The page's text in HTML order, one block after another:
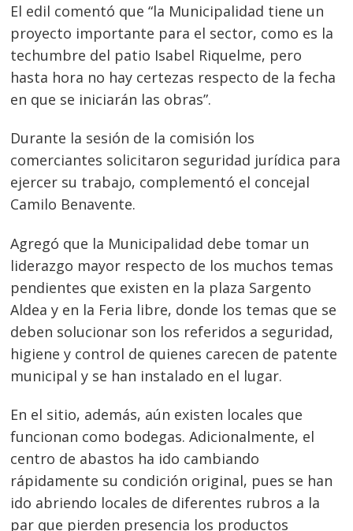
El edil comentó que “la Municipalidad tiene un
proyecto importante para el sector, como es la
techumbre del patio Isabel Riquelme, pero
hasta hora no hay certezas respecto de la fecha
en que se iniciarán las obras”.
Durante la sesión de la comisión los
comerciantes solicitaron seguridad jurídica para
ejercer su trabajo, complementó el concejal
Camilo Benavente.
Agregó que la Municipalidad debe tomar un
liderazgo mayor respecto de los muchos temas
pendientes que existen en la plaza Sargento
Aldea y en la Feria libre, donde los temas que se
deben solucionar son los referidos a seguridad,
higiene y control de quienes carecen de patente
municipal y se han instalado en el lugar.
En el sitio, además, aún existen locales que
funcionan como bodegas. Adicionalmente, el
centro de abastos ha ido cambiando
rápidamente su condición original, pues se han
ido abriendo locales de diferentes rubros a la
par que pierden presencia los productos